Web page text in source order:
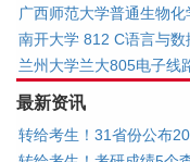
广西师范大学普通生物
南开大学 812 C语言与数
兰州大学兰大805电子线
最新资讯
转给考生！31省份公布